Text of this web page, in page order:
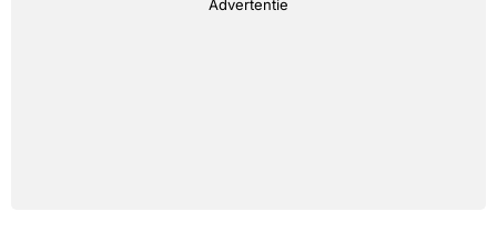
Advertentie